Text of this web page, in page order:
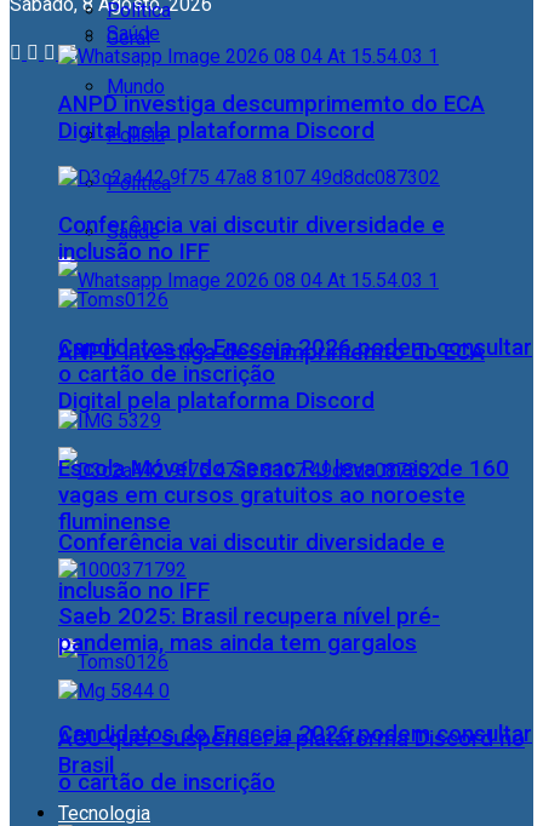
Geral
Mundo
Polícia
Política
Saúde
ANPD investiga descumprimemto do ECA
Digital pela plataforma Discord
Conferência vai discutir diversidade e
inclusão no IFF
Candidatos do Encceja 2026 podem consultar
o cartão de inscrição
Política
Saúde
ANPD investiga descumprimemto do ECA
Digital pela plataforma Discord
Conferência vai discutir diversidade e
inclusão no IFF
Candidatos do Encceja 2026 podem consultar
o cartão de inscrição
Escola Móvel do Senac RJ leva mais de 160
vagas em cursos gratuitos ao noroeste
fluminense
Saeb 2025: Brasil recupera nível pré-
pandemia, mas ainda tem gargalos
AGU quer suspender a plataforma Discord no
Brasil
Tecnologia